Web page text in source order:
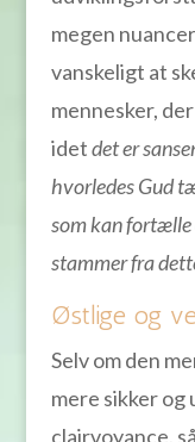
megen
vanskeligt at
mennesker,
idetdet er
hvorledes Gud
som kan
stammer fra
Østlige og
Selv om den
mere sikker og
clairvoyance,